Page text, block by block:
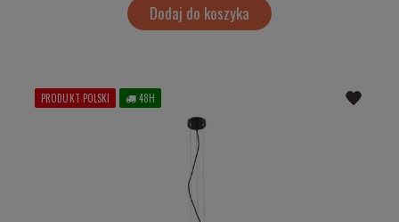
Dodaj do koszyka
PRODUKT POLSKI 48H